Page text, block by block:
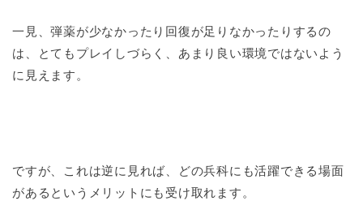
一見、弾薬が少なかったり回復が足りなかったりするの
は、とてもプレイしづらく、あまり良い環境ではないよう
に見えます。
ですが、これは逆に見れば、どの兵科にも活躍できる場面
があるというメリットにも受け取れます。